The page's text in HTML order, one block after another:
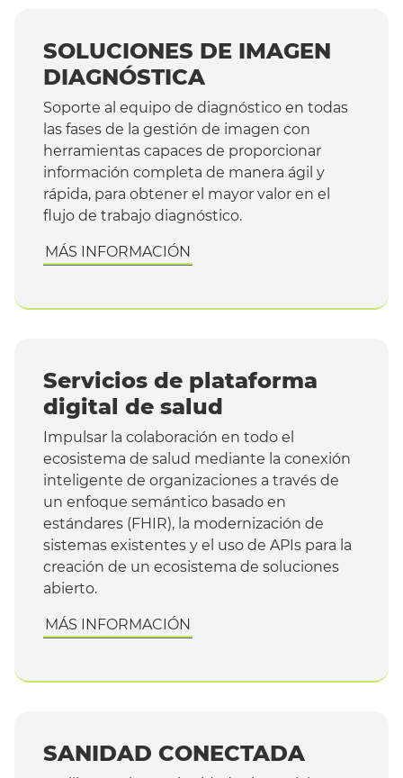
SOLUCIONES DE IMAGEN
DIAGNÓSTICA
Soporte al equipo de diagnóstico en todas
las fases de la gestión de imagen con
herramientas capaces de proporcionar
información completa de manera ágil y
rápida, para obtener el mayor valor en el
flujo de trabajo diagnóstico.
MÁS INFORMACIÓN
Servicios de plataforma
digital de salud
Impulsar la colaboración en todo el
ecosistema de salud mediante la conexión
inteligente de organizaciones a través de
un enfoque semántico basado en
estándares (FHIR), la modernización de
sistemas existentes y el uso de APIs para la
creación de un ecosistema de soluciones
abierto.
MÁS INFORMACIÓN
SANIDAD CONECTADA